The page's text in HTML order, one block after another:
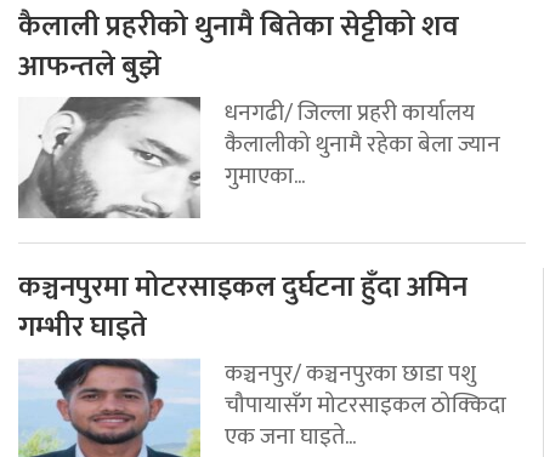
कैलाली प्रहरीको थुनामै बितेका सेट्टीको शव
आफन्तले बुझे
धनगढी/ जिल्ला प्रहरी कार्यालय
कैलालीको थुनामै रहेका बेला ज्यान
गुमाएका...
कञ्चनपुरमा मोटरसाइकल दुर्घटना हुँदा अमिन
गम्भीर घाइते
कञ्चनपुर/ कञ्चनपुरका छाडा पशु
चौपायासँग मोटरसाइकल ठोक्किदा
एक जना घाइते...